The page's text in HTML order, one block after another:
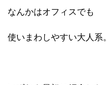
なんかはオフィスでも
使いまわしやすい大人系。